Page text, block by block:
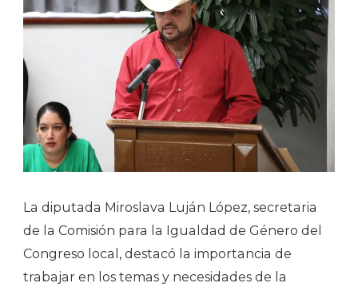
La diputada Miroslava Luján López, secretaria
de la Comisión para la Igualdad de Género del
Congreso local, destacó la importancia de
trabajar en los temas y necesidades de la